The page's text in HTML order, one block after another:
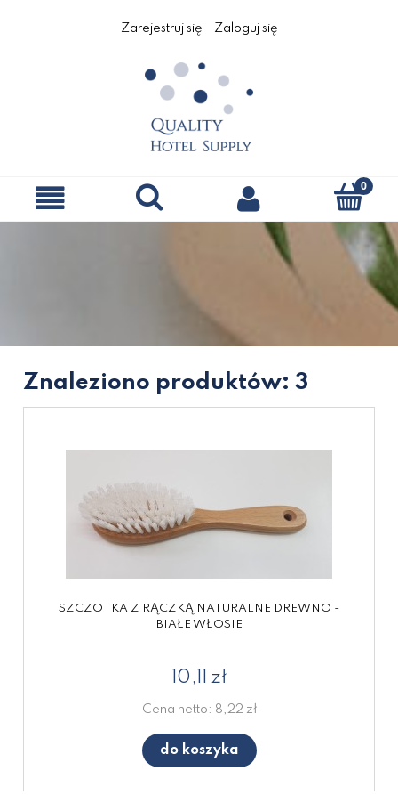
Zarejestruj się Zaloguj się
Znaleziono produktów: 3
SZCZOTKA Z RĄCZKĄ NATURALNE DREWNO -
BIAŁE WŁOSIE
10,11 zł
Cena netto: 8,22 zł
do koszyka